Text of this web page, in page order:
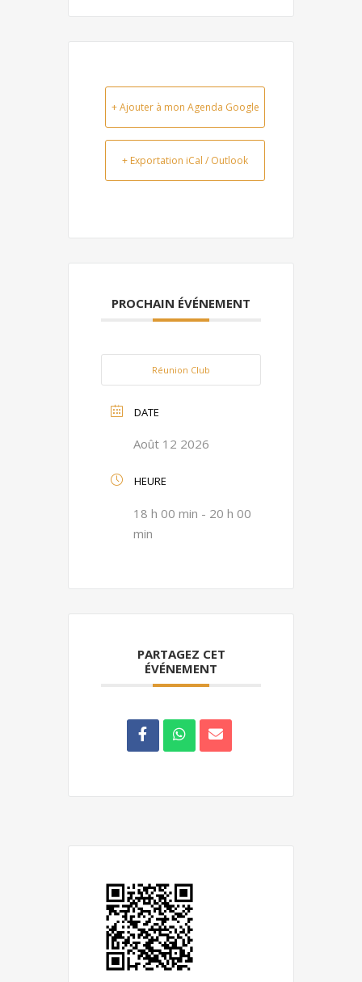
+ Ajouter à mon Agenda Google
+ Exportation iCal / Outlook
PROCHAIN ÉVÉNEMENT
Réunion Club
DATE
Août 12 2026
HEURE
18 h 00 min - 20 h 00
min
PARTAGEZ CET
ÉVÉNEMENT